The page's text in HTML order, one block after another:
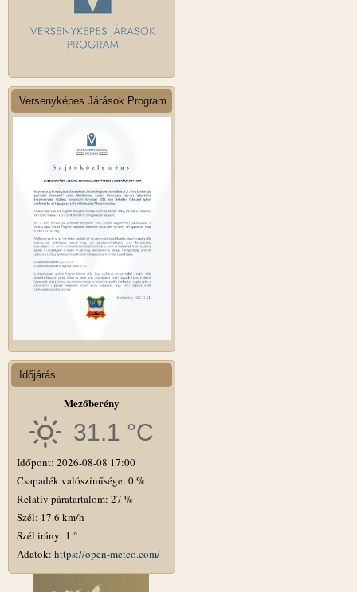
Versenyképes Járások Program
Időjárás
Mezőberény
31.1 °C
Időpont: 2026-08-08 17:00
Csapadék valószínűsége: 0 %
Relatív páratartalom: 27 %
Szél: 17.6 km/h
Szél irány: 1 °
Adatok: https://open-meteo.com/